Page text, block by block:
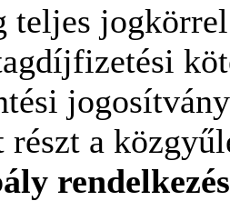
teljes
részt a